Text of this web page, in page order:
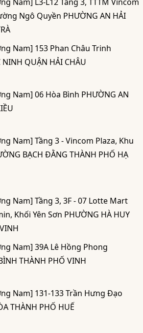
Ngô Quyền PHƯỜNG AN HẢI
Nam] 153 Phan Châu Trinh
QUẬN HẢI CHÂU
Nam] 06 Hòa Bình PHƯỜNG AN
Nam] Tầng 3 - Vincom Plaza, Khu
BẠCH ĐẰNG THÀNH PHỐ HẠ
Nam] Tầng 3, 3F - 07 Lotte Mart
Khối Yên Sơn PHƯỜNG HÀ HUY
Nam] 39A Lê Hồng Phong
THÀNH PHỐ VINH
Nam] 131-133 Trần Hưng Đạo
THÀNH PHỐ HUẾ